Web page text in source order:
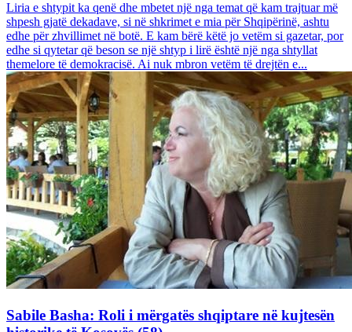
Liria e shtypit ka qenë dhe mbetet një nga temat që kam trajtuar më
shpesh gjatë dekadave, si në shkrimet e mia për Shqipërinë, ashtu
edhe për zhvillimet në botë. E kam bërë këtë jo vetëm si gazetar, por
edhe si qytetar që beson se një shtyp i lirë është një nga shtyllat
themelore të demokracisë. Ai nuk mbron vetëm të drejtën e...
Sabile Basha: Roli i mërgatës shqiptare në kujtesën